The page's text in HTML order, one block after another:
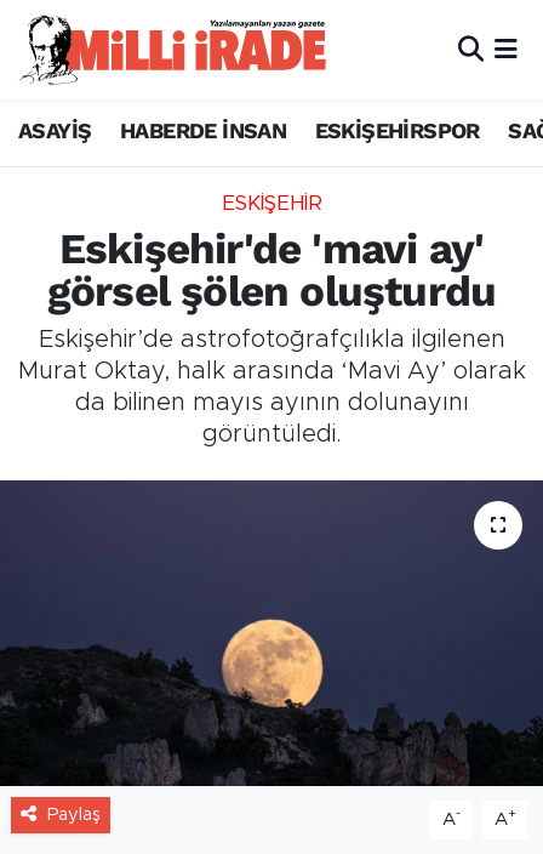
ASAYİŞ HABERDE İNSAN ESKİŞEHİRSPOR
ESKİŞEHİR
Eskişehir'de 'mavi ay'
görsel şölen oluşturdu
Eskişehir’de astrofotoğrafçılıkla ilgilenen
Murat Oktay, halk arasında ‘Mavi Ay’ olarak
da bilinen mayıs ayının dolunayını
görüntüledi.
Paylaş A- A+